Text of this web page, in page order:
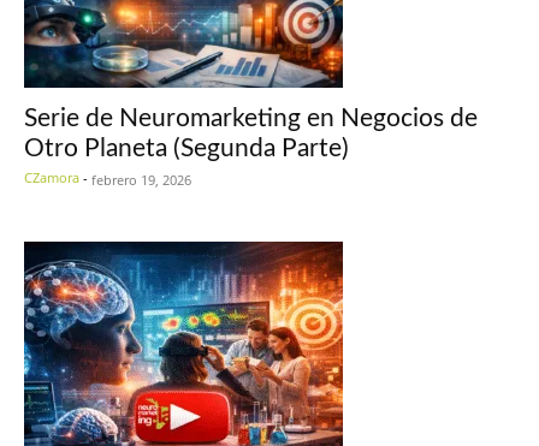
Serie de Neuromarketing en Negocios de
Otro Planeta (Segunda Parte)
CZamora - febrero 19, 2026